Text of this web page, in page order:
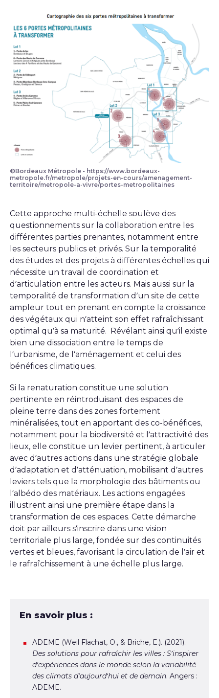
©Bordeaux Métropole - https://www.bordeaux-
metropole.fr/metropole/projets-en-cours/amenagement-
territoire/metropole-a-vivre/portes-metropolitaines
Cette approche multi-échelle soulève des
questionnements sur la collaboration entre les
différentes parties prenantes, notamment entre
les secteurs publics et privés. Sur la temporalité
des études et des projets à différentes échelles qui
nécessite un travail de coordination et
d’articulation entre les acteurs. Mais aussi sur la
temporalité de transformation d’un site de cette
ampleur tout en prenant en compte la croissance
des végétaux qui n’atteint son effet rafraîchissant
optimal qu’à sa maturité. Révélant ainsi qu’il existe
bien une dissociation entre le temps de
l’urbanisme, de l’aménagement et celui des
bénéfices climatiques.
Si la renaturation constitue une solution
pertinente en réintroduisant des espaces de
pleine terre dans des zones fortement
minéralisées, tout en apportant des co-bénéfices,
notamment pour la biodiversité et l’attractivité des
lieux, elle constitue un levier pertinent, à articuler
avec d’autres actions dans une stratégie globale
d’adaptation et d’atténuation, mobilisant d’autres
leviers tels que la morphologie des bâtiments ou
l’albédo des matériaux. Les actions engagées
illustrent ainsi une première étape dans la
transformation de ces espaces. Cette démarche
doit par ailleurs s’inscrire dans une vision
territoriale plus large, fondée sur des continuités
vertes et bleues, favorisant la circulation de l’air et
le rafraîchissement à une échelle plus large.
En savoir plus :
ADEME (Weil Flachat, O., & Briche, E.). (2021).
Des solutions pour rafraîchir les villes : S’inspirer
d’expériences dans le monde selon la variabilité
des climats d’aujourd’hui et de demain. Angers :
ADEME.